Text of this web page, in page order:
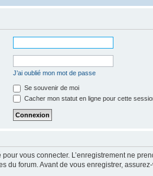
J’ai oublié mon mot de passe
Se souvenir de moi
Cacher mon statut en ligne pour cette
vous connecter. L’enregistrement ne
du forum. Avant de vous enregistrer,